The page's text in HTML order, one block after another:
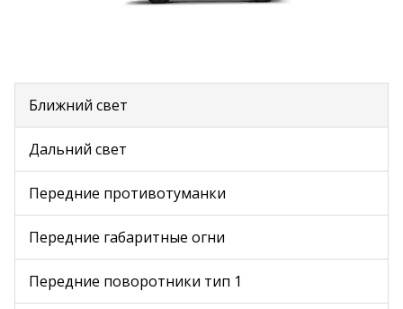
Ближний свет
Дальний свет
Передние противотуманки
Передние габаритные огни
Передние поворотники тип 1